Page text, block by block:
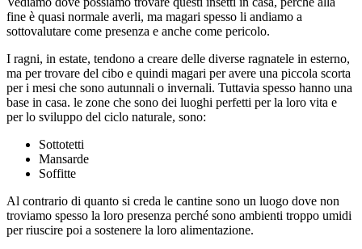
fine è quasi normale averli, ma magari spesso li andiamo a
sottovalutare come presenza e anche come pericolo.
I ragni, in estate, tendono a creare delle diverse ragnatele in esterno,
ma per trovare del cibo e quindi magari per avere una piccola scorta
per i mesi che sono autunnali o invernali. Tuttavia spesso hanno una
base in casa. le zone che sono dei luoghi perfetti per la loro vita e
per lo sviluppo del ciclo naturale, sono:
Sottotetti
Mansarde
Soffitte
Al contrario di quanto si creda le cantine sono un luogo dove non
troviamo spesso la loro presenza perché sono ambienti troppo umidi
per riuscire poi a sostenere la loro alimentazione.